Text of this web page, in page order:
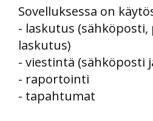
Sovelluksessa on
- laskutus (sähköposti,
laskutus)
- viestintä (sähköposti
- raportointi
- tapahtumat